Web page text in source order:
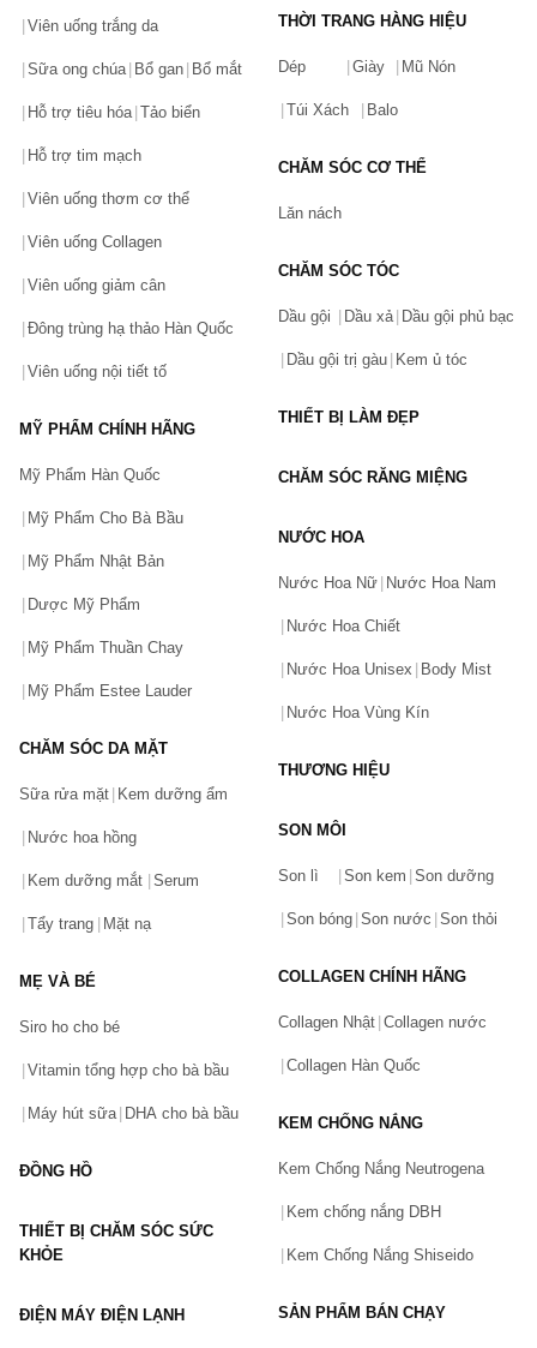
Bạn gặp vấn đề về sản phẩm hay mua hàng?
Hãy báo lỗi cho chúng tôi. Hoặc gọi cho chúng tôi qua số
Vấn đề(*)
Viên uống trắng da
Sữa ong chúa Bổ gan Bổ mắt
Hỗ trợ tiêu hóa Tảo biển
Hỗ trợ tim mạch
Viên uống thơm cơ thể
Viên uống Collagen
Viên uống giảm cân
Đông trùng hạ thảo Hàn Quốc
Viên uống nội tiết tố
MỸ PHẨM CHÍNH HÃNG
Mỹ Phẩm Hàn Quốc
Mỹ Phẩm Cho Bà Bầu
Mỹ Phẩm Nhật Bản
Dược Mỹ Phẩm
Mỹ Phẩm Thuần Chay
Mỹ Phẩm Estee Lauder
CHĂM SÓC DA MẶT
Sữa rửa mặt Kem dưỡng ẩm
Nước hoa hồng
Kem dưỡng mắt Serum
Tẩy trang Mặt nạ
MẸ VÀ BÉ
Siro ho cho bé
Vitamin tổng hợp cho bà bầu
Máy hút sữa DHA cho bà bầu
ĐỒNG HỒ
THIẾT BỊ CHĂM SÓC SỨC
KHỎE
ĐIỆN MÁY ĐIỆN LẠNH
THỜI TRANG HÀNG HIỆU
Dép Giày Mũ Nón
Túi Xách Balo
CHĂM SÓC CƠ THỂ
Lăn nách
CHĂM SÓC TÓC
Dầu gội Dầu xả Dầu gội phủ bạc
Dầu gội trị gàu Kem ủ tóc
THIẾT BỊ LÀM ĐẸP
CHĂM SÓC RĂNG MIỆNG
NƯỚC HOA
Nước Hoa Nữ Nước Hoa Nam
Nước Hoa Chiết
Nước Hoa Unisex Body Mist
Nước Hoa Vùng Kín
THƯƠNG HIỆU
SON MÔI
Son lì Son kem Son dưỡng
Son bóng Son nước Son thỏi
COLLAGEN CHÍNH HÃNG
Collagen Nhật Collagen nước
Collagen Hàn Quốc
KEM CHỐNG NẮNG
Kem Chống Nắng Neutrogena
Kem chống nắng DBH
Kem Chống Nắng Shiseido
SẢN PHẨM BÁN CHẠY